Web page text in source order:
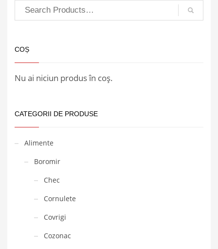
COȘ
Nu ai niciun produs în coș.
CATEGORII DE PRODUSE
Alimente
Boromir
Chec
Cornulete
Covrigi
Cozonac